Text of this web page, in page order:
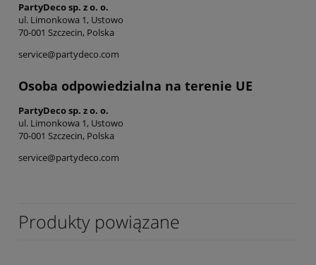
PartyDeco sp. z o. o.
ul. Limonkowa 1, Ustowo
70-001 Szczecin, Polska
service@partydeco.com
Osoba odpowiedzialna na terenie UE
PartyDeco sp. z o. o.
ul. Limonkowa 1, Ustowo
70-001 Szczecin, Polska
service@partydeco.com
Produkty powiązane